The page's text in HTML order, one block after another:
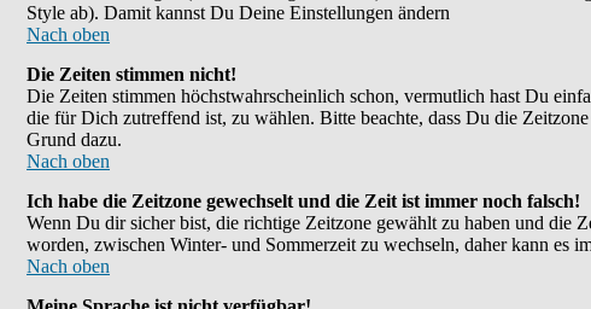
Style ab). Damit kannst Du Deine Einstellungen ändern
Nach oben
Die Zeiten stimmen nicht!
Die Zeiten stimmen höchstwahrscheinlich schon, vermutlich hast Du
die für Dich zutreffend ist, zu wählen. Bitte beachte, dass Du die
Grund dazu.
Nach oben
Ich habe die Zeitzone gewechselt und die Zeit ist immer noch falsch!
Wenn Du dir sicher bist, die richtige Zeitzone gewählt zu haben und die
worden, zwischen Winter- und Sommerzeit zu wechseln, daher kann es
Nach oben